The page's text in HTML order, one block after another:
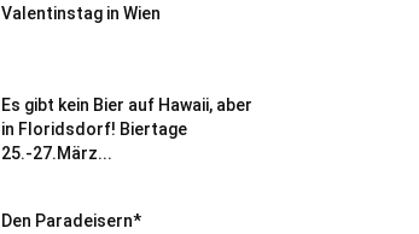
Valentinstag in Wien
Es gibt kein Bier auf Hawaii, aber
in Floridsdorf! Biertage
25.-27.März...
Den Paradeisern*